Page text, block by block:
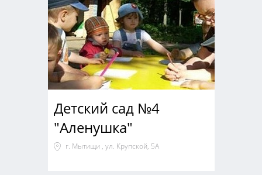
Детский сад №4
"Аленушка"
г. Мытищи , ул. Крупской, 5А